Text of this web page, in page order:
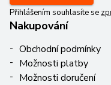
Přihlášením souhlasíte se
Nakupování
Obchodní podmínky
Možnosti platby
Možnosti doručení